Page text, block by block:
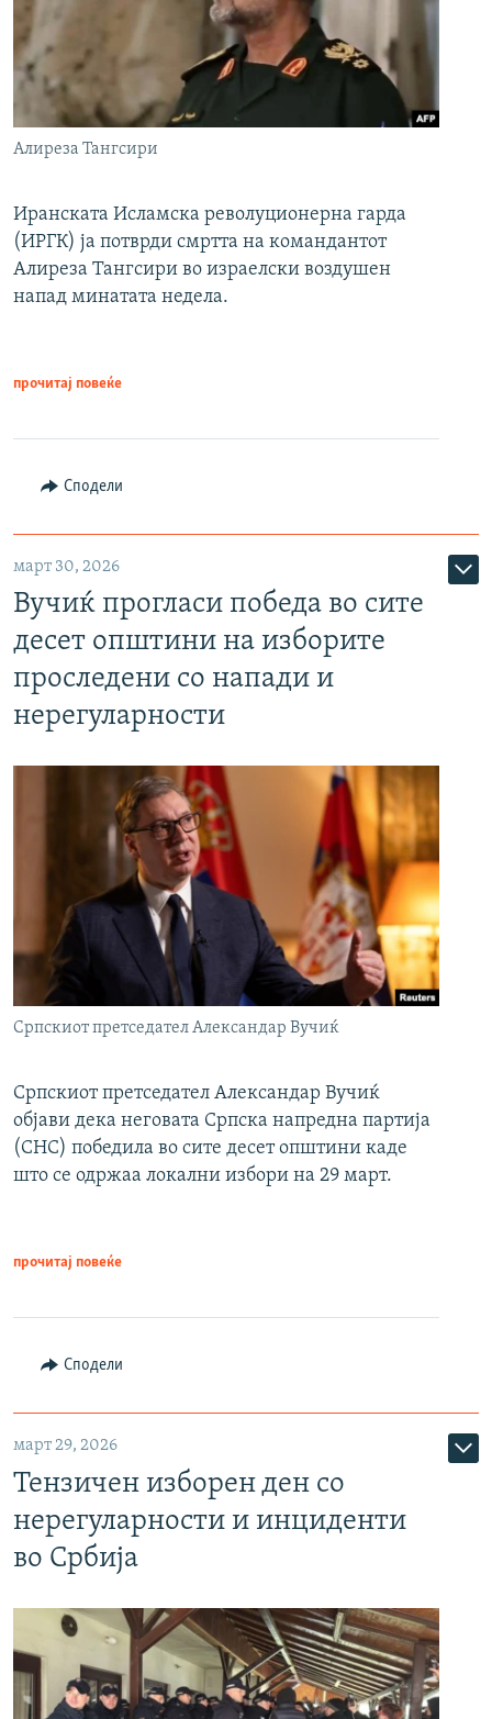
Алиреза Тангсири
Иранската Исламска револуционерна гарда
(ИРГК) ја потврди смртта на командантот
Алиреза Тангсири во израелски воздушен
напад минатата недела.
прочитај повеќе
Сподели
март 30, 2026
Вучиќ прогласи победа во сите
десет општини на изборите
проследени со напади и
нерегуларности
Српскиот претседател Александар Вучиќ
Српскиот претседател Александар Вучиќ
објави дека неговата Српска напредна партија
(СНС) победила во сите десет општини каде
што се одржаа локални избори на 29 март.
прочитај повеќе
Сподели
март 29, 2026
Тензичен изборен ден со
нерегуларности и инциденти
во Србија